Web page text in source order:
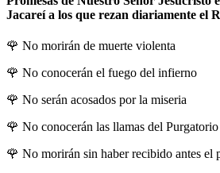
Jacareí a los que rezan diariamente el
🌹 No morirán de muerte violenta
🌹 No conocerán el fuego del infierno
🌹 No serán acosados por la miseria
🌹 No conocerán las llamas del Purgatorio
🌹 No morirán sin haber recibido antes el